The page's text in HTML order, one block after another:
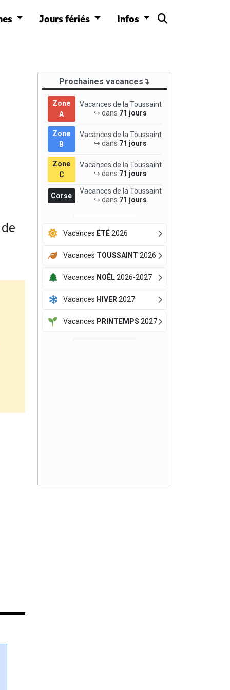
Jours fériés Infos
Prochaines vacances
Zone
A
Vacances de la Toussaint
↪ dans 71 jours
Zone
B
Vacances de la Toussaint
↪ dans 71 jours
Zone
C
Vacances de la Toussaint
↪ dans 71 jours
Corse
Vacances de la Toussaint
↪ dans 71 jours
Vacances ÉTÉ2026
Vacances TOUSSAINT 2026
Vacances NOËL2026-2027
Vacances HIVER 2027
Vacances PRINTEMPS 2027